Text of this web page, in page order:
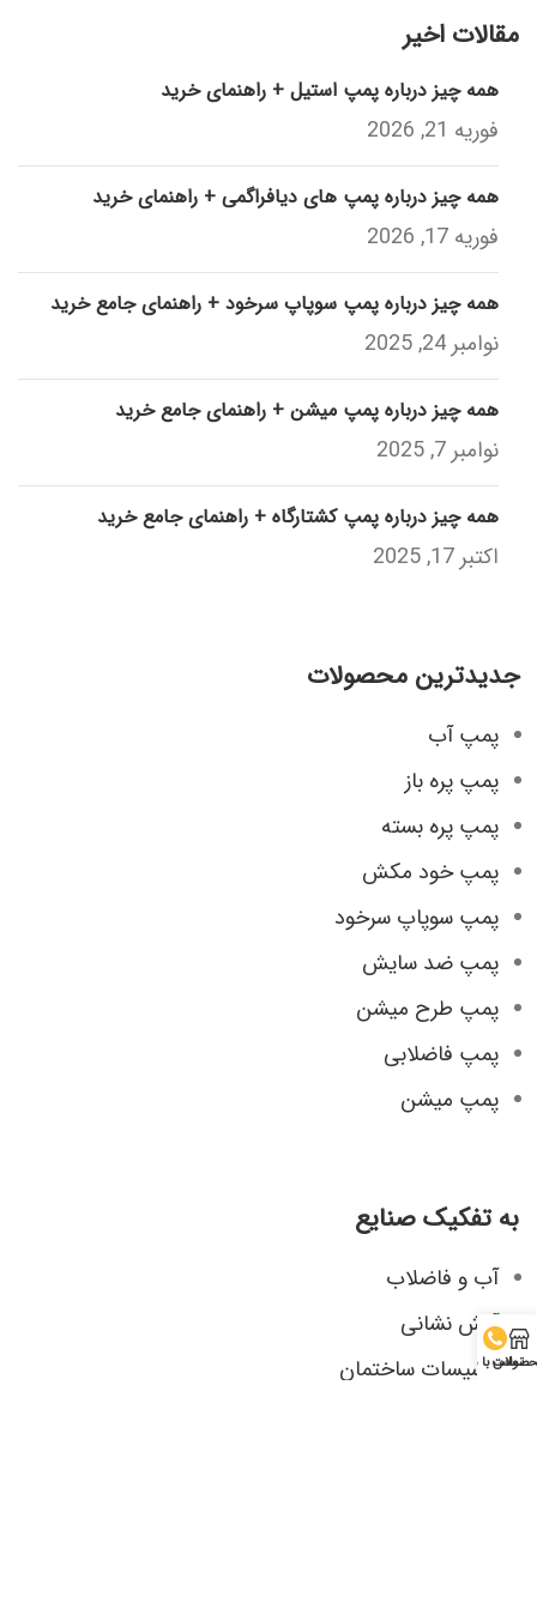
مقالات اخیر
همه چیز درباره پمپ استیل + راهنمای خرید
فوریه 21, 2026
همه چیز درباره پمپ های دیافراگمی + راهنمای خرید
فوریه 17, 2026
همه چیز درباره پمپ سوپاپ سرخود + راهنمای جامع خرید
نوامبر 24, 2025
همه چیز درباره پمپ میشن + راهنمای جامع خرید
نوامبر 7, 2025
همه چیز درباره پمپ کشتارگاه + راهنمای جامع خرید
اکتبر 17, 2025
جدیدترین محصولات
پمپ آب
پمپ پره باز
پمپ پره بسته
پمپ خود مکش
پمپ سوپاپ سرخود
پمپ ضد سایش
پمپ طرح میشن
پمپ فاضلابی
پمپ میشن
به تفکیک صنایع
آب و فاضلاب
آتش نشانی
تاسیسات ساختمانتماس با ما